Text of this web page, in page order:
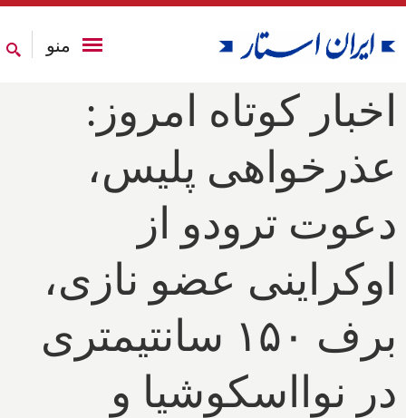
منو
اخبار کوتاه امروز:
عذرخواهی پلیس،
دعوت ترودو از
اوکراینی عضو نازی،
برف ۱۵۰ سانتیمتری
در نوااسکوشیا و